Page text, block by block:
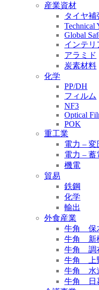
産業資材
タイヤ補
Technical
Global
インテリ
アラミド
炭素材料
化学
PP/DH
フィルム
NF3
Optical
POK
重工業
電力 –
電力 – 蓄
機電
貿易
鉄鋼
化学
輸出
外食産業
牛角 保
牛角 新
牛角 調
牛角 上
牛角 水
牛角 日